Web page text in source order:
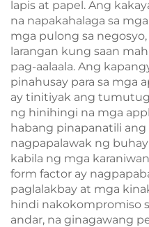
lapis at papel. Ang
na napakahalaga sa
mga pulong sa
larangan kung saan
pag-aalaala. Ang
pinahusay para sa mga
ay tinitiyak ang
ng hinihingi na mga
habang pinapanatili
nagpapalawak ng
kabila ng mga
form factor ay
paglalakbay at mga
hindi nakokompromiso
andar, na ginagawang